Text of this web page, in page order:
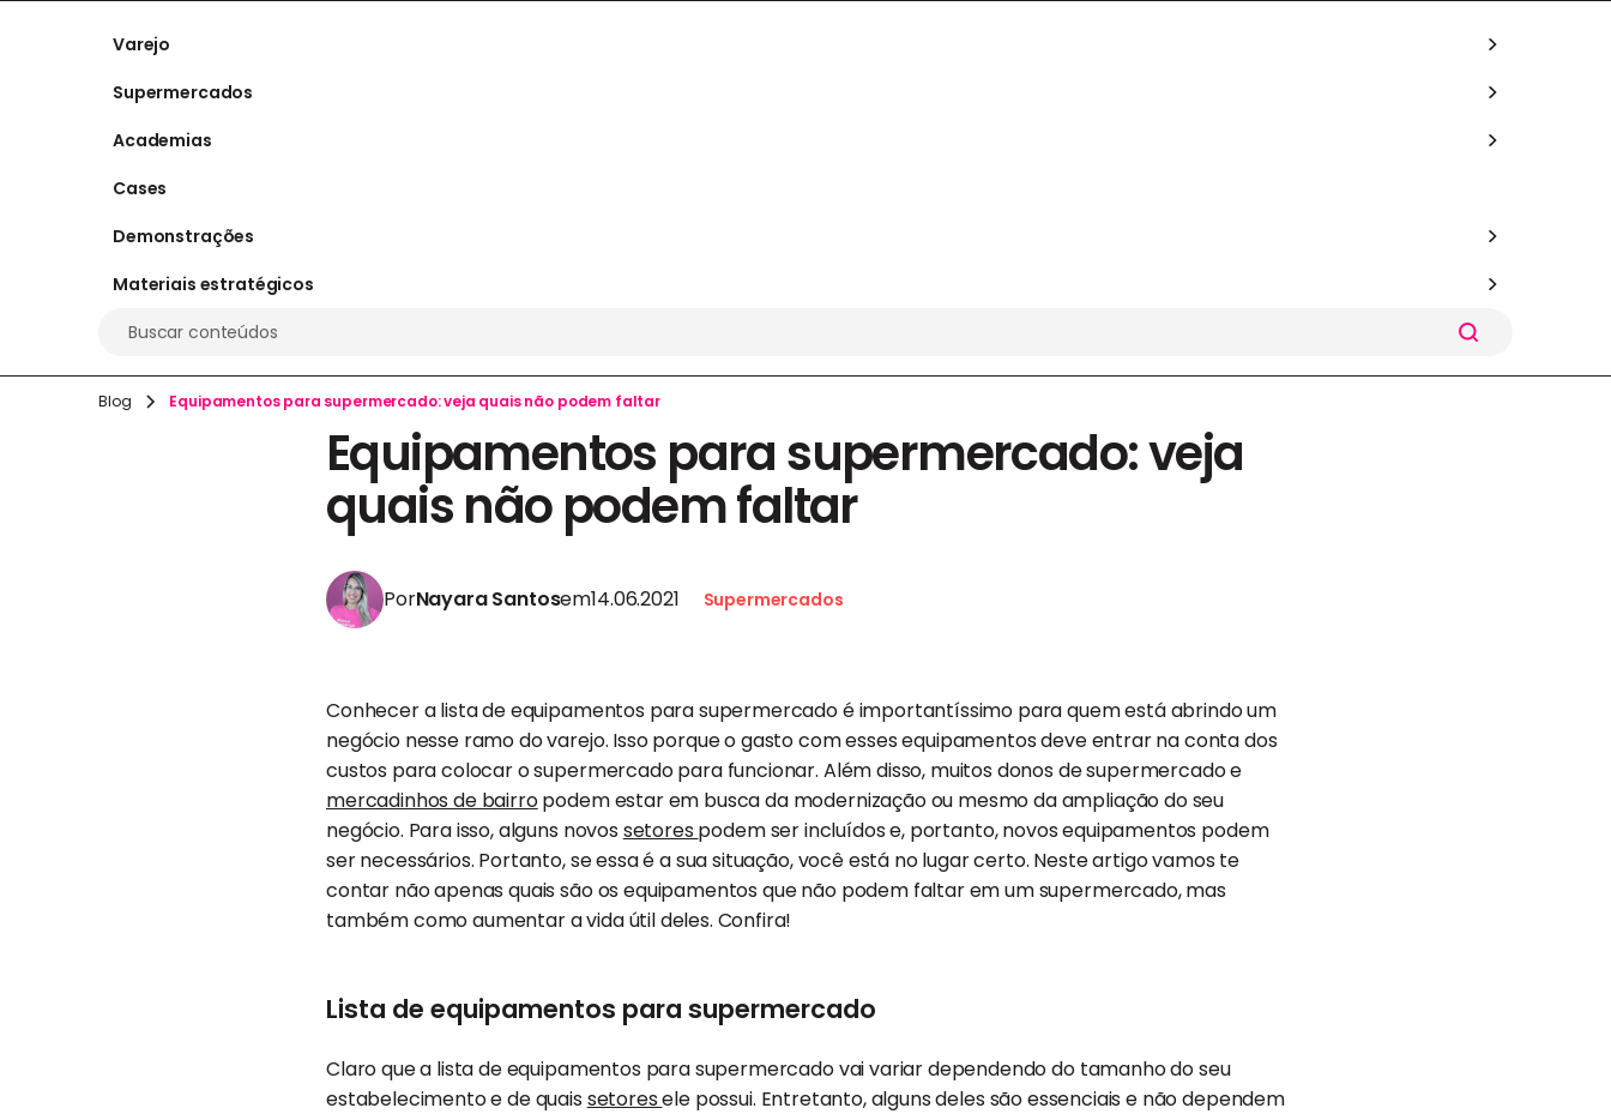
Varejo
Supermercados
Academias
Cases
Demonstrações
Materiais estratégicos
Buscar conteúdos
Blog Equipamentos para supermercado: veja quais não podem faltar
Equipamentos para supermercado: veja
quais não podem faltar
PorNayara Santosem14.06.2021 Supermercados
Conhecer a lista de equipamentos para supermercado é importantíssimo para quem está abrindo um
negócio nesse ramo do varejo. Isso porque o gasto com esses equipamentos deve entrar na conta dos
custos para colocar o supermercado para funcionar. Além disso, muitos donos de supermercado e
mercadinhos de bairropodem estar em busca da modernização ou mesmo da ampliação do seu
negócio. Para isso, alguns novos setores podem ser incluídos e, portanto, novos equipamentos podem
ser necessários. Portanto, se essa é a sua situação, você está no lugar certo. Neste artigo vamos te
contar não apenas quais são os equipamentos que não podem faltar em um supermercado, mas
também como aumentar a vida útil deles. Confira!
Lista de equipamentos para supermercado
Claro que a lista de equipamentos para supermercado vai variar dependendo do tamanho do seu
estabelecimento e de quais setoresele possui. Entretanto, alguns deles são essenciais e não dependem